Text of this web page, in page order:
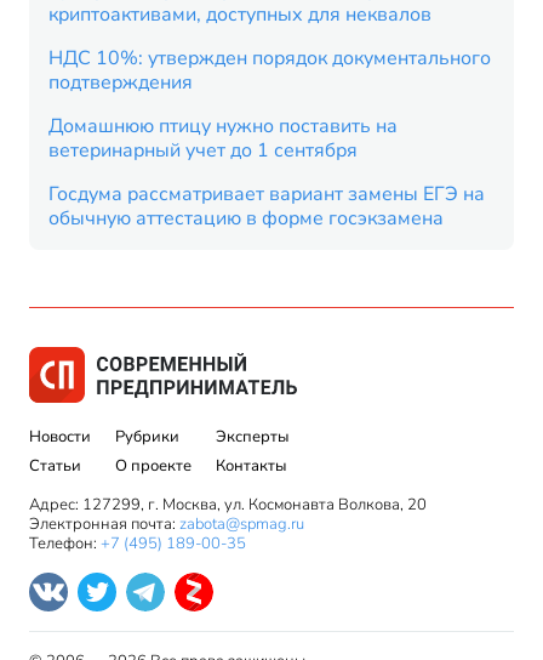
криптоактивами, доступных для неквалов
НДС 10%: утвержден порядок документального
подтверждения
Домашнюю птицу нужно поставить на
ветеринарный учет до 1 сентября
Госдума рассматривает вариант замены ЕГЭ на
обычную аттестацию в форме госэкзамена
Новости
Статьи
Рубрики
О проекте
Эксперты
Контакты
Адрес: 127299, г. Москва, ул. Космонавта Волкова, 20
Электронная почта: zabota@spmag.ru
Телефон: +7 (495) 189-00-35